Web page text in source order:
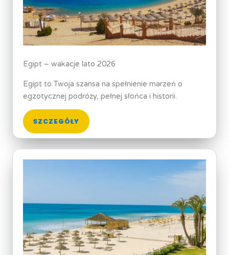
Egipt – wakacje lato 2026
Egipt to Twoja szansa na spełnienie marzeń o
egzotycznej podróży, pełnej słońca i historii.
SZCZEGÓŁY